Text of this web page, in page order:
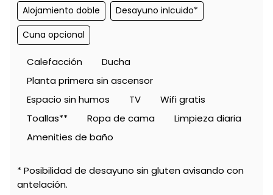
Alojamiento doble
Desayuno inlcuido*
Cuna opcional
Calefacción
Ducha
Planta primera sin ascensor
Espacio sin humos
TV
Wifi gratis
Toallas**
Ropa de cama
Limpieza diaria
Amenities de baño
* Posibilidad de desayuno sin gluten avisando con
antelación.